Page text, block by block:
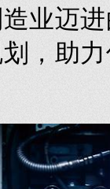
业迈
，助